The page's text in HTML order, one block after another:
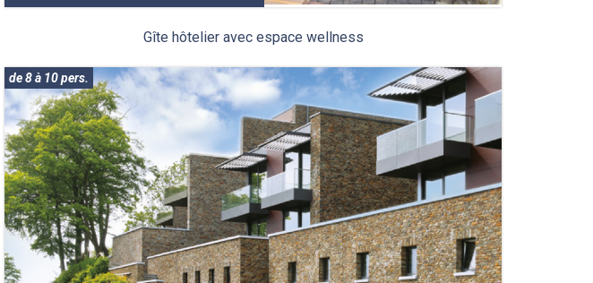
Gîte hôtelier avec espace wellness
de 8 à 10 pers.